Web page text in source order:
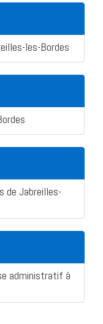
les-Bordes
de Jabreilles-
administratif à